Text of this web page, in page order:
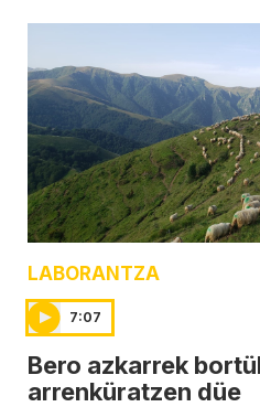
LABORANTZA
7:07
Bero azkarrek
arrenküratzen düe